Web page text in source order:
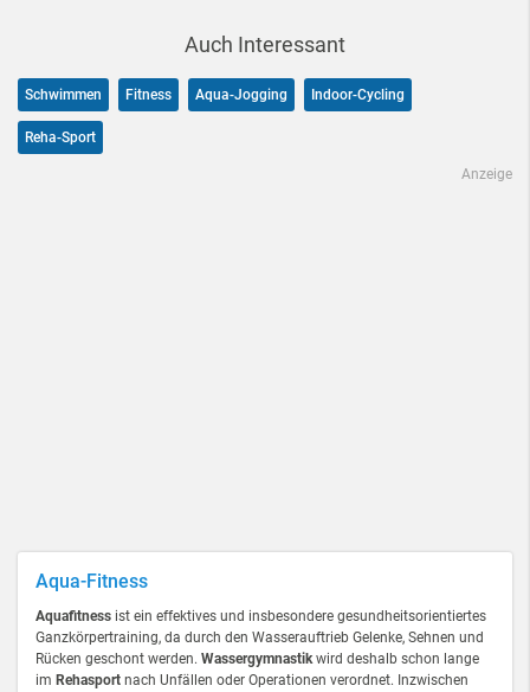
Aqua-Fitness
Aquafitness ist ein effektives und insbesondere gesundheitsorientiertes
Ganzkörpertraining, da durch den Wasserauftrieb Gelenke, Sehnen und
Rücken geschont werden. Wassergymnastikwird deshalb schon lange
im Rehasport nach Unfällen oder Operationen verordnet. Inzwischen
Auch Interessant
Schwimmen Fitness Aqua-Jogging Indoor-Cycling
Reha-Sport
Anzeige